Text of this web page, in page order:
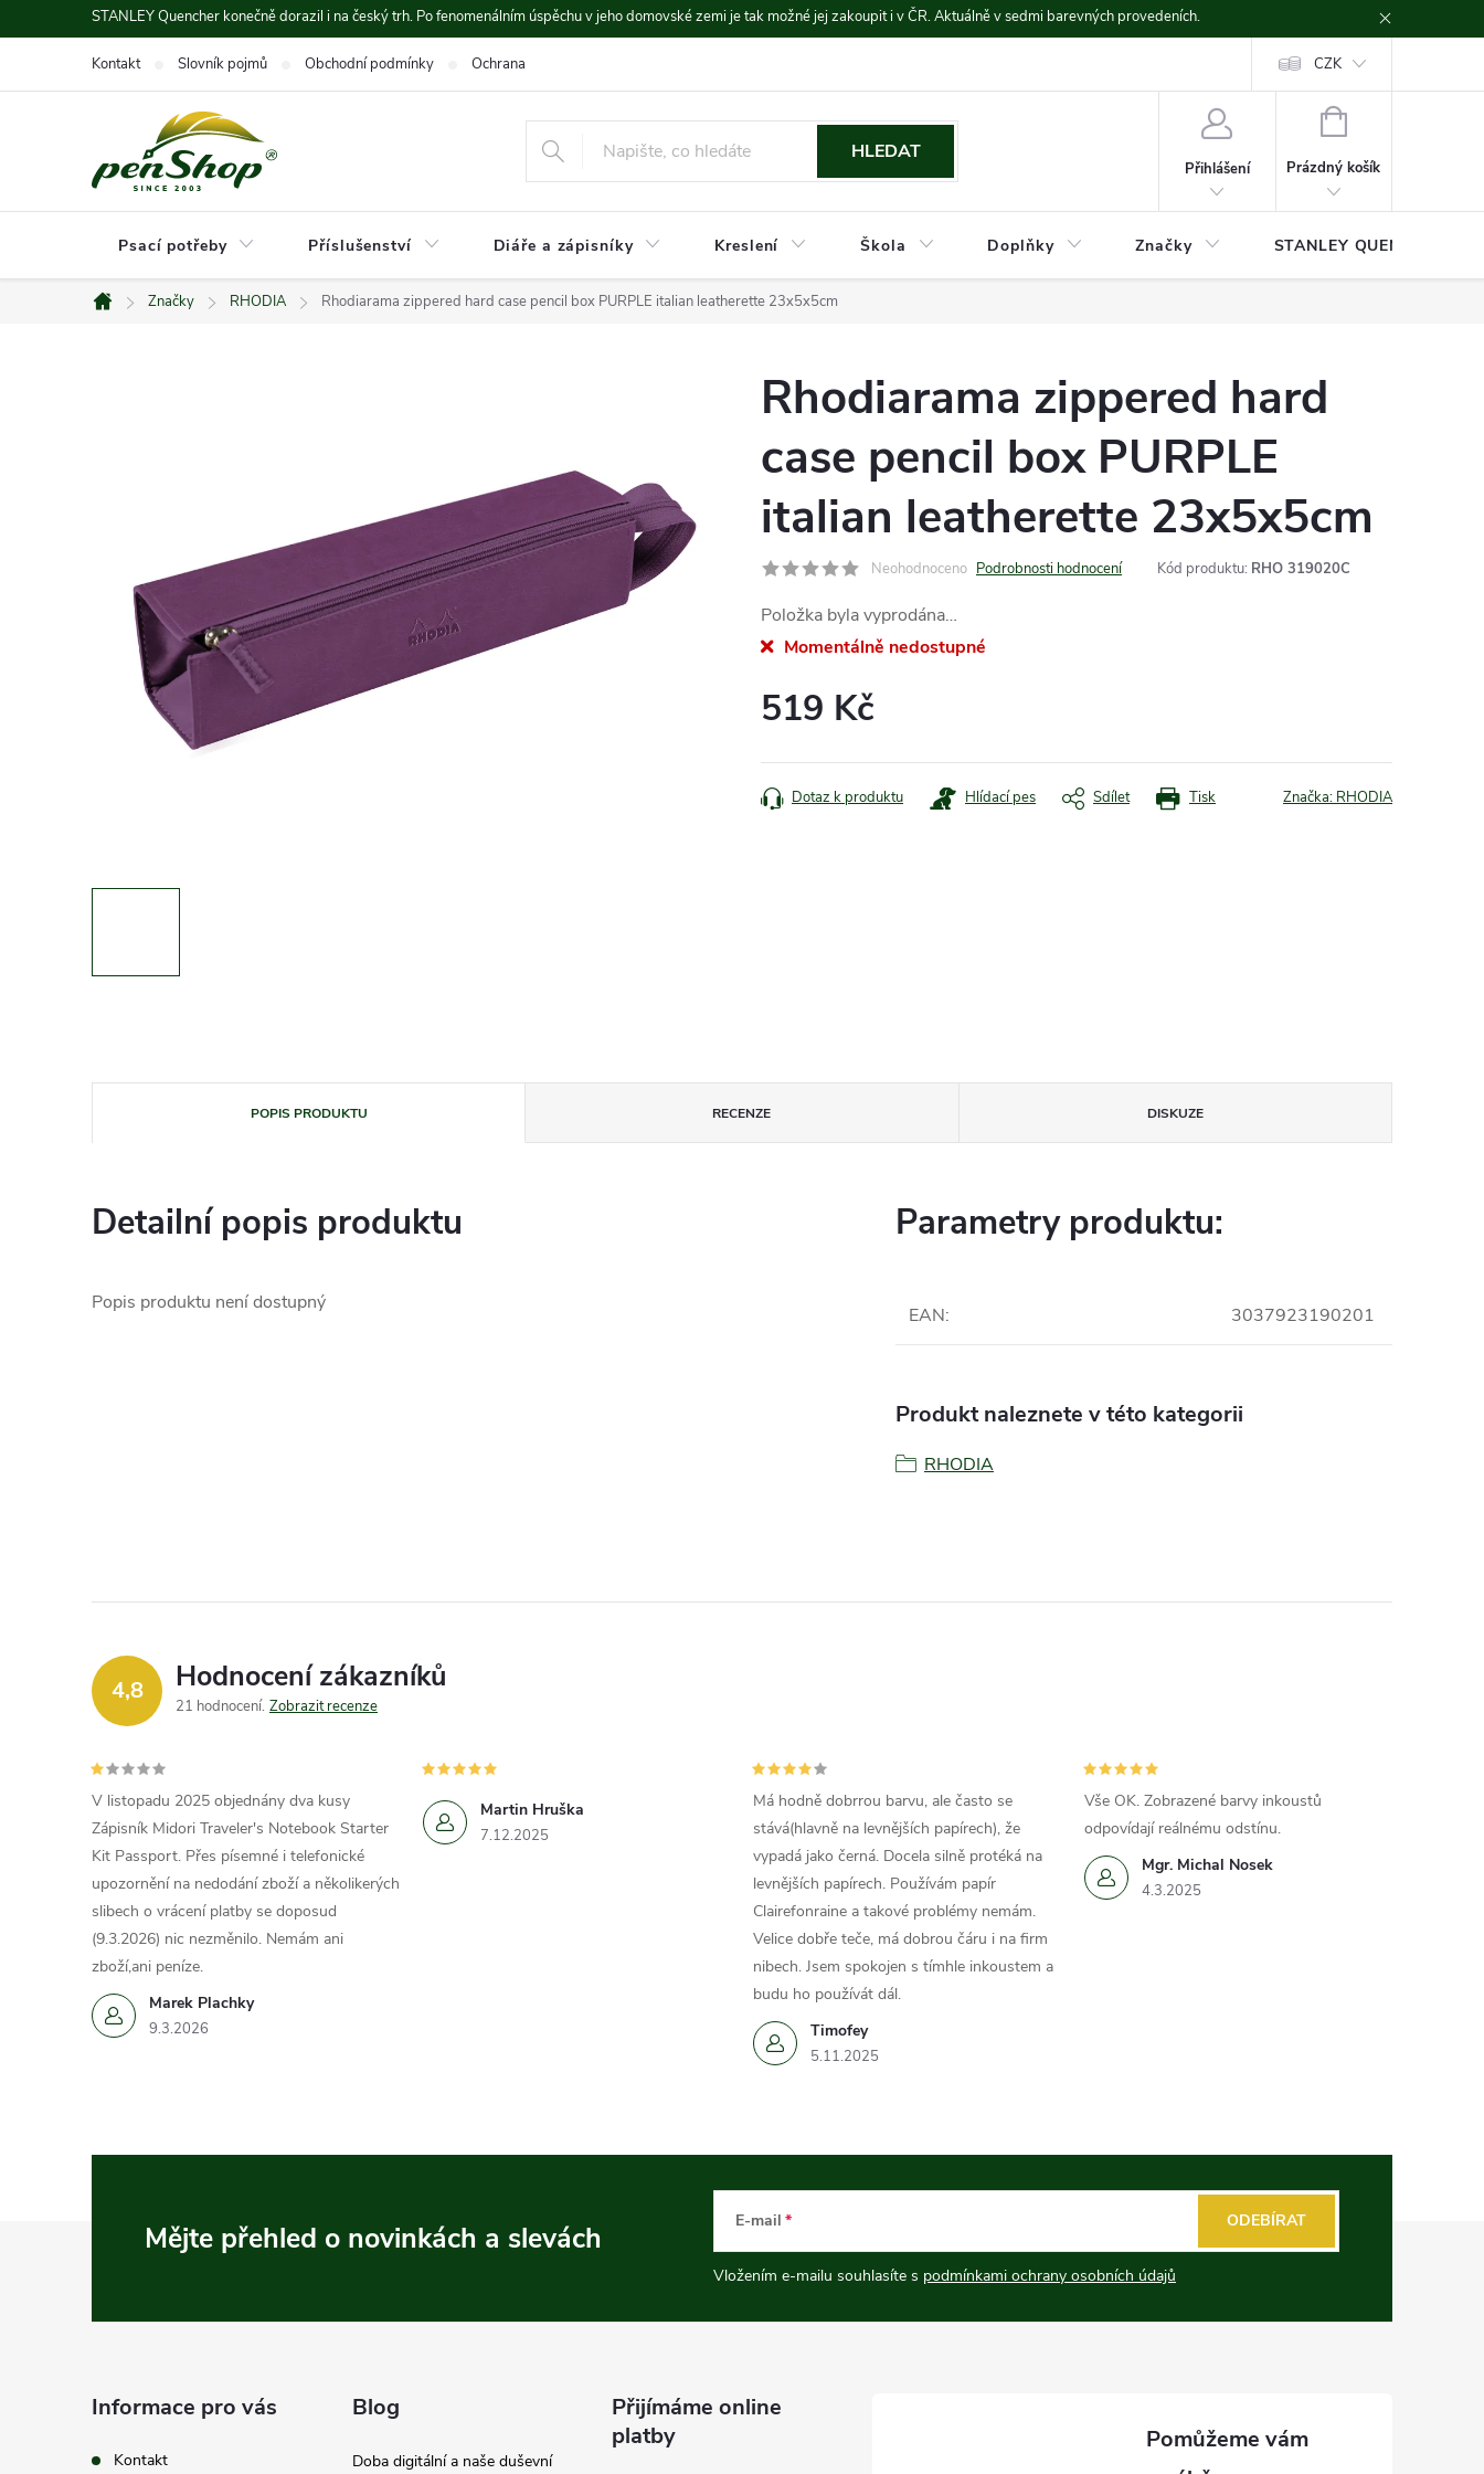
na
STANLEY Quencher konečně dorazil i na český trh. Po fenomenálním úspěchu v jeho domovské zemi je tak možné jej zakoupit i v ČR. Aktuálně v sedmi barevných provedeních.
Kontakt Slovník pojmů Obchodní podmínky Ochrana údajů CZK
HLEDAT
Přihlášení
NÁKUPNÍ
Prázdný košík
Psací potřeby Příslušenství Diáře a zápisníky Kreslení Škola Doplňky Značky STANLEY QUENCHER
Domů
Značky RHODIA Rhodiarama zippered hard case pencil box PURPLE italian leatherette 23x5x5cm
Rhodiarama zippered hard
case pencil box PURPLE
italian leatherette 23x5x5cm
Neohodnoceno Podrobnosti hodnocení Kód produktu: RHO 319020C
Položka byla vyprodána…
Momentálně nedostupné
519 Kč
cena:
Tisk
Dotaz k produktu Hlídací pes Sdílet Značka: RHODIA
POPIS PRODUKTU RECENZE DISKUZE
Detailní popis produktu
Popis produktu není dostupný
Parametry produktu:
EAN: 3037923190201
Produkt naleznete v této kategorii
RHODIA
4,8 Hodnocení zákazníků
21 hodnocení Zobrazit recenze
Marek Plachky
9.3.2026
V listopadu 2025 objednány dva kusy
Zápisník Midori Traveler's Notebook Starter
Kit Passport. Přes písemné i telefonické
upozornění na nedodání zboží a několikerých
slibech o vrácení platby se doposud
(9.3.2026) nic nezměnilo. Nemám ani
zboží,ani peníze.
Martin Hruška
7.12.2025
Timofey
5.11.2025
Má hodně dobrrou barvu, ale často se
stává(hlavně na levnějších papírech), že
vypadá jako černá. Docela silně protéká na
levnějších papírech. Používám papír
Clairefonraine a takové problémy nemám.
Velice dobře teče, má dobrou čáru i na firm
nibech. Jsem spokojen s tímhle inkoustem a
budu ho používát dál.
Mgr. Michal Nosek
4.3.2025
Vše OK. Zobrazené barvy inkoustů
odpovídají reálnému odstínu.
Mějte přehled o novinkách a slevách E-mail
Vložením e-mailu souhlasíte s podmínkami ochrany osobních údajů
ODEBÍRAT
Informace pro vás
Kontakt
Blog
Doba digitální a naše duševní
Přijímáme online
platby